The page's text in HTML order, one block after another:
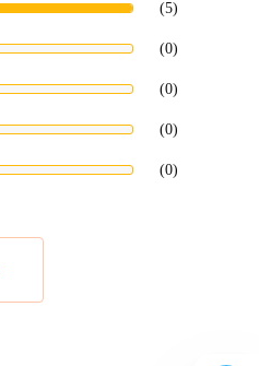
(5)
(0)
(0)
(0)
(0)